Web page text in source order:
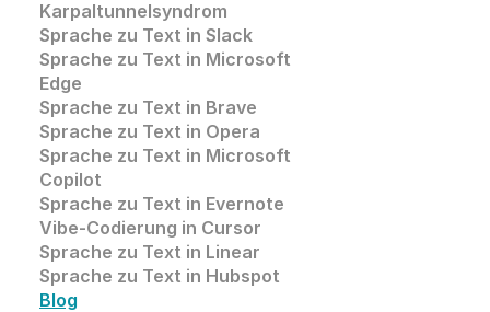
Karpaltunnelsyndrom
Sprache zu Text in Slack
Sprache zu Text in Microsoft
Edge
Sprache zu Text in Brave
Sprache zu Text in Opera
Sprache zu Text in Microsoft
Copilot
Sprache zu Text in Evernote
Vibe-Codierung in Cursor
Sprache zu Text in Linear
Sprache zu Text in Hubspot
Blog